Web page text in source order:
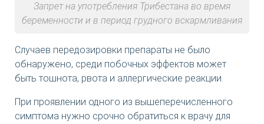
Запрет на употребления Трибестана во время
беременности и в период грудного вскармливания
Случаев передозировки препараты не было
обнаружено, среди побочных эффектов может
быть тошнота, рвота и аллергические реакции.
При проявлении одного из вышеперечисленного
симптома нужно срочно обратиться к врачу для